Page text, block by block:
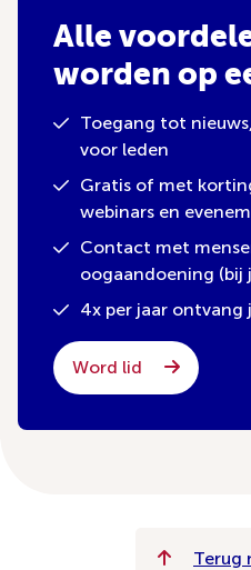
Alle
worden op
Toegang tot
voor leden
Gratis of met
webinars en
Contact met
oogaandoening (bij
4x per jaar ontvang
Word lid
Terug